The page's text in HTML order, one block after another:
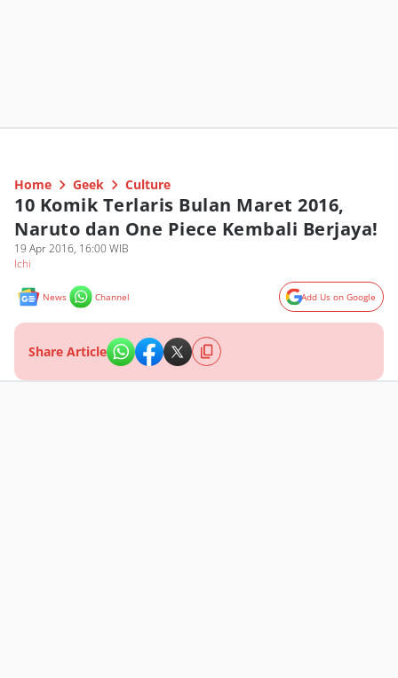
Home Geek Culture
10 Komik Terlaris Bulan Maret 2016,
Naruto dan One Piece Kembali Berjaya!
19 Apr 2016, 16:00 WIB
Ichi
News Channel Add Us on Google
Share Article